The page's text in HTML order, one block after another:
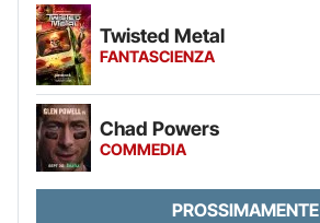
Twisted Metal
FANTASCIENZA
Chad Powers
COMMEDIA
PROSSIMAMENTE